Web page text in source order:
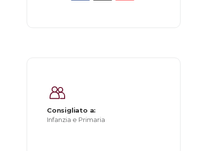
Consigliato a:
Infanzia e Primaria